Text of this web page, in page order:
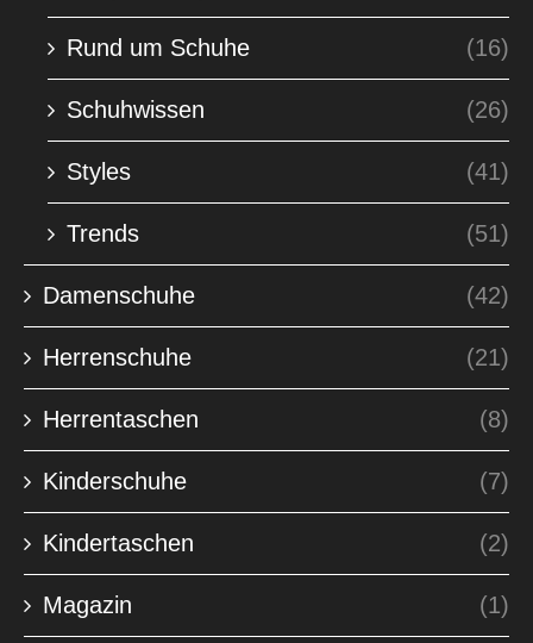
Rund um Schuhe (16)
Schuhwissen (26)
Styles (41)
Trends (51)
Damenschuhe (42)
Herrenschuhe (21)
Herrentaschen (8)
Kinderschuhe (7)
Kindertaschen (2)
Magazin (1)